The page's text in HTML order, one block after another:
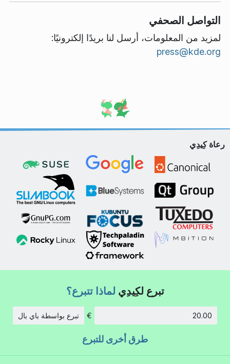
التواصل الصحفي
لمزيد من المعلومات، أرسل لنا بريدًا إلكترونيًا:
press@kde.org
رعاة كِيدِي
تبرع لكِيدِي لماذا تتبرع؟
€ تبرع بواسطة باي بال
طرق أخرى للتبرع